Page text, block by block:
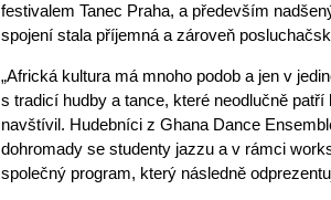
festivalem Tanec Praha, a především
spojení stala příjemná a zároveň
„Africká kultura má mnoho podob a jen v
s tradicí hudby a tance, které neodlučně
navštívil. Hudebníci z Ghana Dance
dohromady se studenty jazzu a v rámci
společný program, který následně